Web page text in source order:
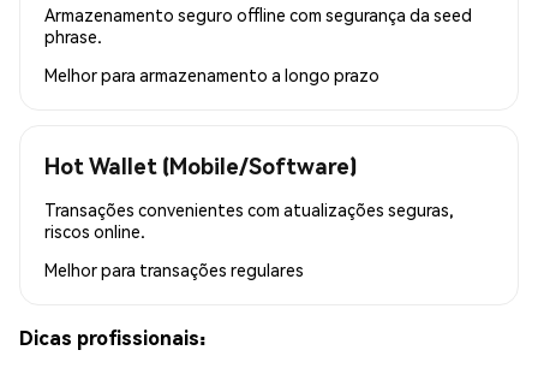
Armazenamento seguro offline com segurança da seed
phrase.
Melhor para armazenamento a longo prazo
Hot Wallet (Mobile/Software)
Transações convenientes com atualizações seguras,
riscos online.
Melhor para transações regulares
Dicas profissionais: